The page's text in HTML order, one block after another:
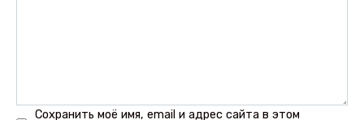
Сохранить моё имя, email и адрес сайта в этом